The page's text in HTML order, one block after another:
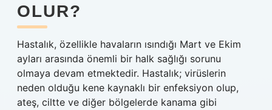
OLUR?
Hastalık, özellikle havaların ısındığı Mart ve Ekim
ayları arasında önemli bir halk sağlığı sorunu
olmaya devam etmektedir. Hastalık; virüslerin
neden olduğu kene kaynaklı bir enfeksiyon olup,
ateş, ciltte ve diğer bölgelerde kanama gibi